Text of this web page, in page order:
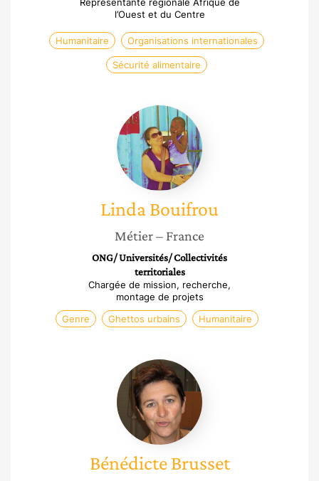
Représentante régionale Afrique de
l’Ouest et du Centre
Humanitaire Organisations internationales
Sécurité alimentaire
Linda
Bouifrou
LindaBouifrou
Métier– France
ONG/ Universités/ Collectivités
territoriales
Chargée de mission, recherche,
montage de projets
Genre
Ghettos urbains Humanitaire
Bénédicte
Brusset
Bénédicte Brusset